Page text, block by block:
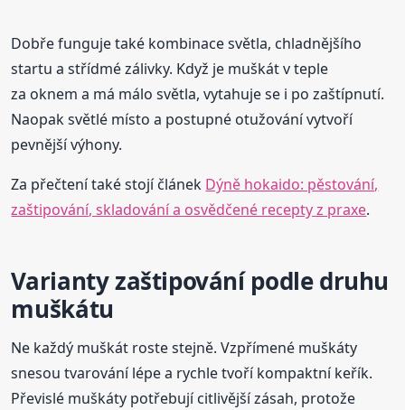
Dobře funguje také kombinace světla, chladnějšího
startu a střídmé zálivky. Když je muškát v teple
za oknem a má málo světla, vytahuje se i po zaštípnutí.
Naopak světlé místo a postupné otužování vytvoří
pevnější výhony.
Za přečtení také stojí článek Dýně hokaido: pěstování,
zaštipování, skladování a osvědčené recepty z praxe.
Varianty zaštipování podle druhu
muškátu
Ne každý muškát roste stejně. Vzpřímené muškáty
snesou tvarování lépe a rychle tvoří kompaktní keřík.
Převislé muškáty potřebují citlivější zásah, protože